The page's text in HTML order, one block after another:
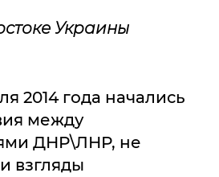
Украины
2014 года начались
между
ДНР\ЛНР, не
взгляды